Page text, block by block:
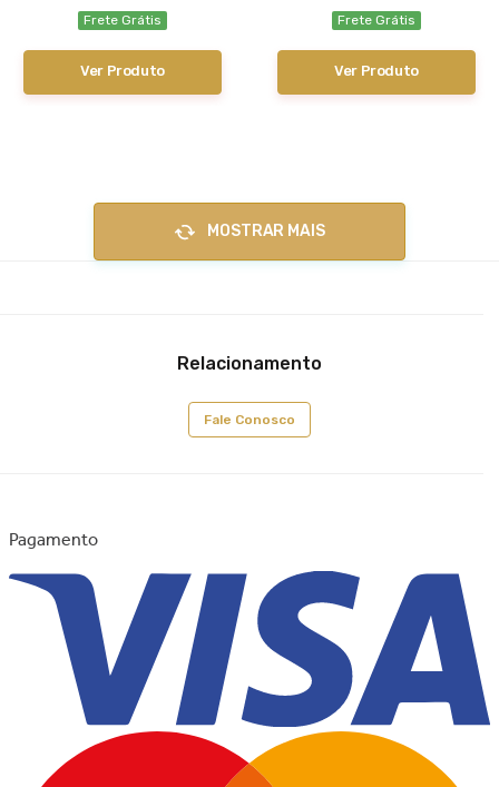
Frete Grátis
Ver Produto
Frete Grátis
Ver Produto
MOSTRAR MAIS
Relacionamento
Fale Conosco
Pagamento